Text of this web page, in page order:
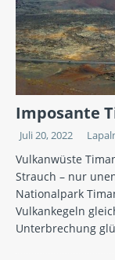
Imposante
Juli 20, 2022
Vulkanwüste
Strauch – nur
Nationalpark
Vulkankegeln
Unterbrechung